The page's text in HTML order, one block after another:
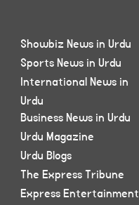
Showbiz News in Urdu
Sports News in Urdu
International News in
Urdu
Business News in Urdu
Urdu Magazine
Urdu Blogs
The Express Tribune
Express Entertainment